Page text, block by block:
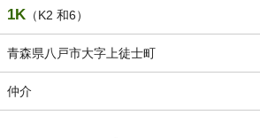
1K （K2 和6）
青森県八戸市大字上徒士町
仲介